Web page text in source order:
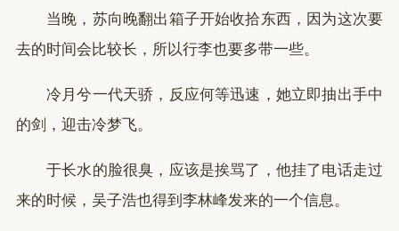
当晚，苏向晚翻出箱子开始收拾东西，因为这次要
去的时间会比较长，所以行李也要多带一些。
冷月兮一代天骄，反应何等迅速，她立即抽出手中
的剑，迎击冷梦飞。
于长水的脸很臭，应该是挨骂了，他挂了电话走过
来的时候，吴子浩也得到李林峰发来的一个信息。